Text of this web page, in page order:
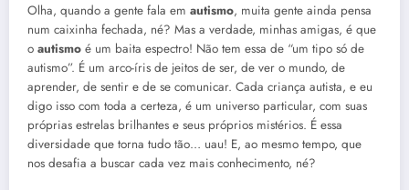
Olha, quando a gente fala em autismo, muita gente ainda pensa
num caixinha fechada, né? Mas a verdade, minhas amigas, é que
o autismo é um baita espectro! Não tem essa de “um tipo só de
autismo”. É um arco-íris de jeitos de ser, de ver o mundo, de
aprender, de sentir e de se comunicar. Cada criança autista, e eu
digo isso com toda a certeza, é um universo particular, com suas
próprias estrelas brilhantes e seus próprios mistérios. É essa
diversidade que torna tudo tão… uau! E, ao mesmo tempo, que
nos desafia a buscar cada vez mais conhecimento, né?